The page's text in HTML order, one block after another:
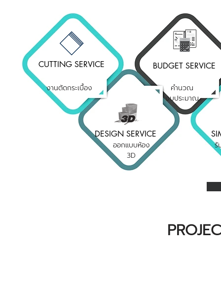
BUDGET SERVICE
DESIGN SERVICE
CUTTING SERVICE
งานตัดกระเบื้อง
ออกแบบห้อง
3D
คำนวณ
งบประมาณ
รั